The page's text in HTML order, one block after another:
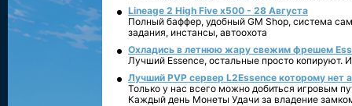
Lineage 2 High Five x500 - 28 Августа
Полный баффер, удобный GM Shop, система
задания, инстансы, автоохота
Охладись в летнюю жару свежим фрешем
Лучший Essence, остальные просто копируют.
Лучший PVP сервер L2Essence которому нет
Только у нас всего можно добиться игровым
Каждый день Монеты Удачи за владение